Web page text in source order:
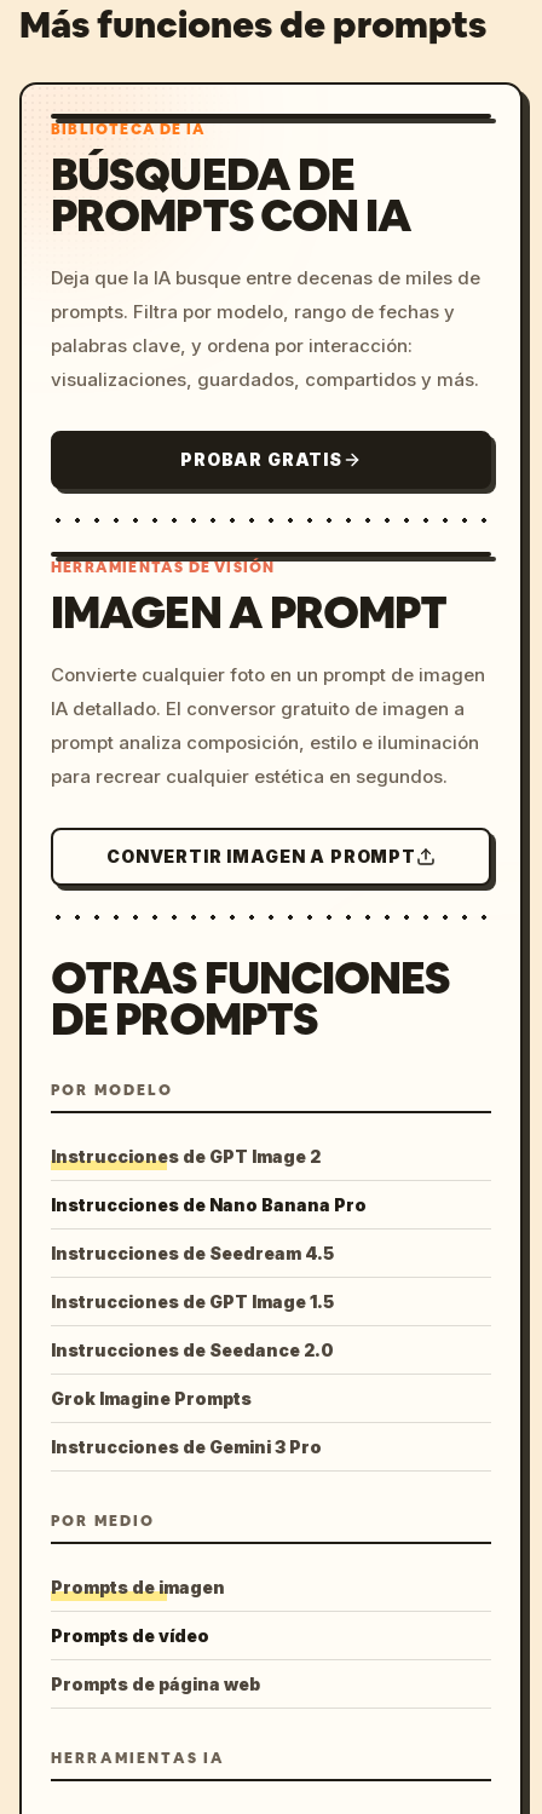
Más funciones de prompts
BIBLIOTECA DE IA
BÚSQUEDA DE
PROMPTS CON IA
Deja que la IA busque entre decenas de miles de
prompts. Filtra por modelo, rango de fechas y
palabras clave, y ordena por interacción:
visualizaciones, guardados, compartidos y más.
PROBAR GRATIS
c, cyberpunk sunset, neon
colors, 8k --v 6.0
HERRAMIENTAS DE VISIÓN
IMAGEN A PROMPT
Convierte cualquier foto en un prompt de imagen
IA detallado. El conversor gratuito de imagen a
prompt analiza composición, estilo e iluminación
para recrear cualquier estética en segundos.
CONVERTIR IMAGEN A PROMPT
OTRAS FUNCIONES
DE PROMPTS
POR MODELO
Instrucciones de GPT Image 2
Instrucciones de Nano Banana Pro
Instrucciones de Seedream 4.5
Instrucciones de GPT Image 1.5
Instrucciones de Seedance 2.0
Grok Imagine Prompts
Instrucciones de Gemini 3 Pro
POR MEDIO
Prompts de imagen
Prompts de vídeo
Prompts de página web
HERRAMIENTAS IA